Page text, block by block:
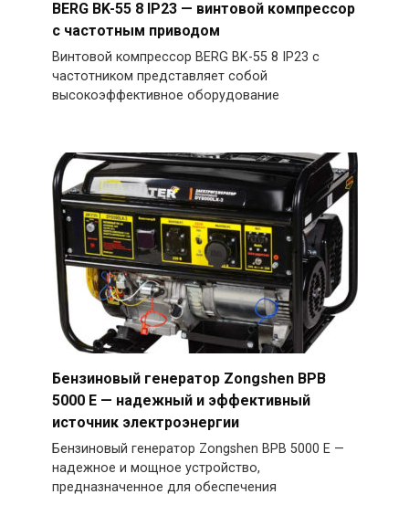
BERG BK-55 8 IP23 — винтовой компрессор
с частотным приводом
Винтовой компрессор BERG BK-55 8 IP23 с
частотником представляет собой
высокоэффективное оборудование
Бензиновый генератор Zongshen BPB
5000 E — надежный и эффективный
источник электроэнергии
Бензиновый генератор Zongshen BPB 5000 E —
надежное и мощное устройство,
предназначенное для обеспечения